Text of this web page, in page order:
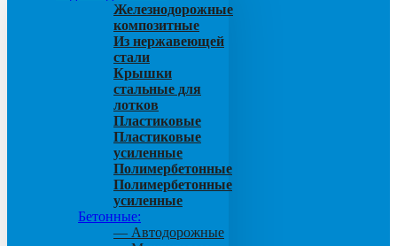
Железнодорожные
композитные
Из нержавеющей
стали
Крышки
стальные для
лотков
Пластиковые
Пластиковые
усиленные
Полимербетонные
Полимербетонные
усиленные
Бетонные:
— Автодорожные